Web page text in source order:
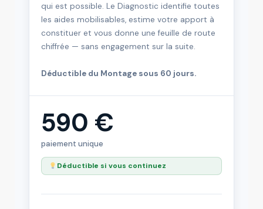
qui est possible. Le Diagnostic identifie toutes
les aides mobilisables, estime votre apport à
constituer et vous donne une feuille de route
chiffrée — sans engagement sur la suite.
Déductible du Montage sous 60 jours.
590 €
paiement unique
Déductible si vous continuez